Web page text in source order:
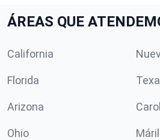
ÁREAS QUE
California
Florida
Arizona
Ohio